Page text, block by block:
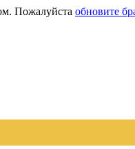
Пожалуйста обновите